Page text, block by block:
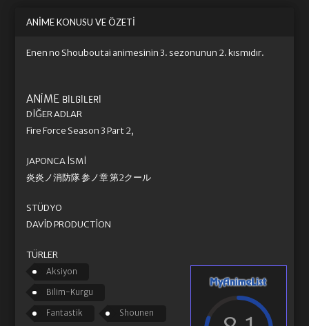
ANIME KONUSU VE ÖZETI
Enen no Shouboutai animesinin 3. sezonunun 2. kısmıdır.
ANIME BILGILERI
DIĞER ADLAR
Fire Force Season 3 Part 2,
JAPONCA İSMI
炎炎ノ消防隊 参ノ章 第2クール
STÜDYO
DAVID PRODUCTION
TÜRLER
Aksiyon
Bilim-Kurgu
Fantastik Shounen